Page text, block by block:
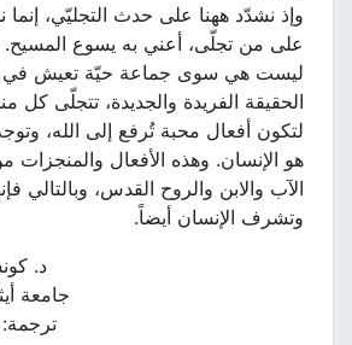
وإذ نشدّد ههنا على حدث التجليّي، إنما
على من تجلّى، أعني به يسوع المسيح.
ليست هي سوى جماعة حيّة تعيش في
الحقيقة الفريدة والجديدة، تتجلّى كل
لتكون أفعال محبة تُرفع إلى الله،
هو الإنسان. وهذه الأفعال والمنجزات
الآب والابن والروح القدس، وبالتالي
وتشرف الإنسان أيضاً.
د.
جامعة
ترجمة: